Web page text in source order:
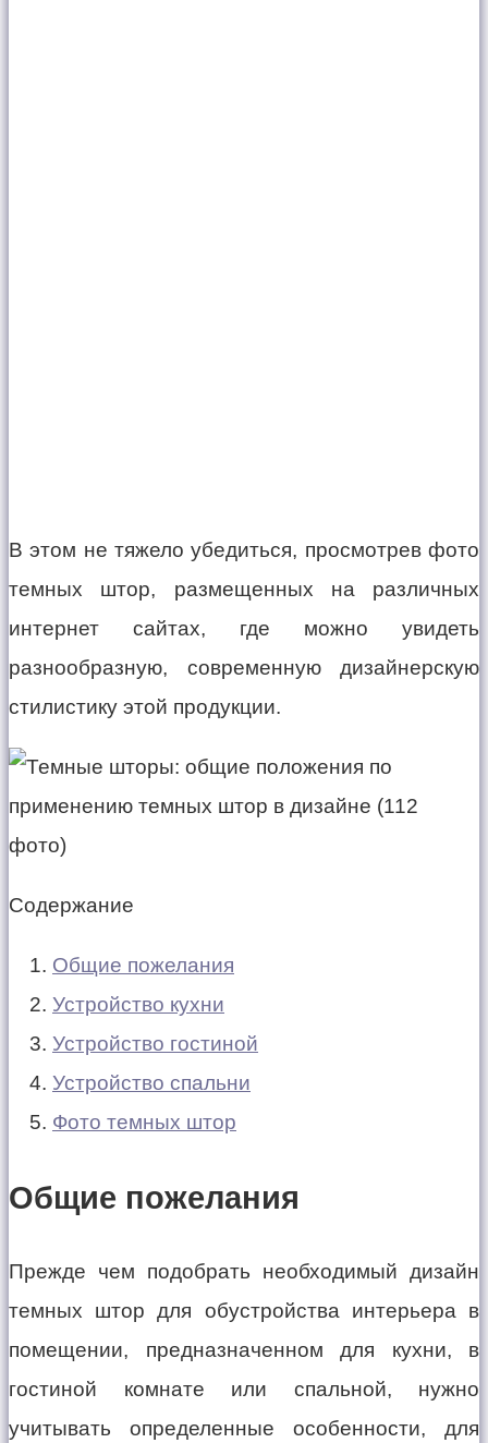
В этом не тяжело убедиться, просмотрев фото
темных штор, размещенных на различных
интернет сайтах, где можно увидеть
разнообразную, современную дизайнерскую
стилистику этой продукции.
Содержание
Общие пожелания
Устройство кухни
Устройство гостиной
Устройство спальни
Фото темных штор
Общие пожелания
Прежде чем подобрать необходимый дизайн
темных штор для обустройства интерьера в
помещении, предназначенном для кухни, в
гостиной комнате или спальной, нужно
учитывать определенные особенности, для